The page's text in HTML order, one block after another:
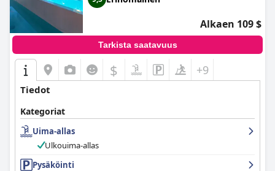
Alkaen 109 $
Tarkista saatavuus
$ +9
Tiedot
Kategoriat
Uima-allas
Ulkouima-allas
Pysäköinti